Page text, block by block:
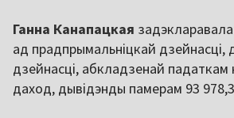
Ганна Канапацкая
ад прадпрымальніцкай дзейнасці,
дзейнасці, абкладзенай падаткам
даход, дывідэнды памерам 93